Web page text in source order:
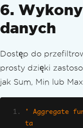
6.
danych
Dostęp do
prosty dzięki
jak Sum, Min lub
' Aggregate
ta